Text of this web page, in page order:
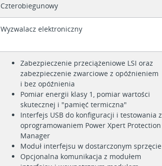
Czterobiegunowy
Wyzwalacz elektroniczny
Zabezpieczenie przeciążeniowe LSI oraz
zabezpieczenie zwarciowe z opóźnieniem
i bez opóźnienia
Pomiar energii klasy 1, pomiar wartości
skutecznej i "pamięć termiczna"
Interfejs USB do konfiguracji i testowania z
oprogramowaniem Power Xpert Protection
Manager
Moduł interfejsu w dostarczonym sprzęcie
Opcjonalna komunikacja z modułem